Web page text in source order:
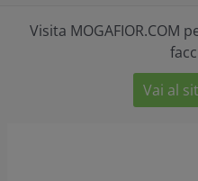
Visita MOGAFIOR.COM
Vai al